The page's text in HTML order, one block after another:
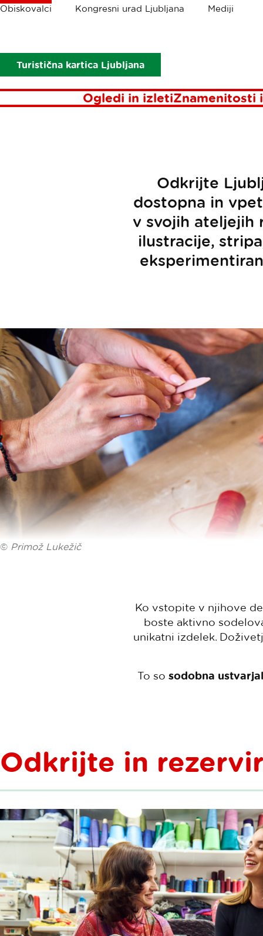
Obiskovalci Kongresni urad Ljubljana Mediji
Turistična kartica Ljubljana
Ogledi in izletiZnamenitosti
Drobtinice
Odkrijte
dostopna in
v svojih ateljejih
ilustracije,
© Primož Lukežič
Ko vstopite v njihove
boste aktivno
unikatni izdelek.
To so sodobna
Odkrijte in